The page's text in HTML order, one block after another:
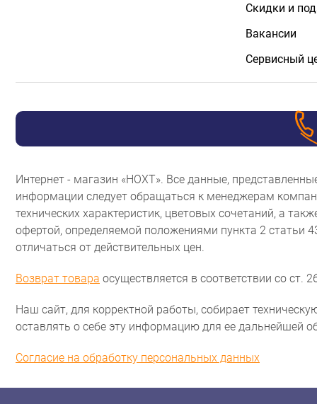
Скидки и
Вакансии
Сервисный
Интернет - магазин «НОХТ». Все данные,
информации следует обращаться к менеджерам
технических характеристик, цветовых сочетаний, а
офертой, определяемой положениями пункта 2 статьи
отличаться от действительных цен.
Возврат товара осуществляется в соответствии со ст.
Наш сайт, для корректной работы, собирает
оставлять о себе эту информацию для ее дальнейшей
Согласие на обработку персональных данных